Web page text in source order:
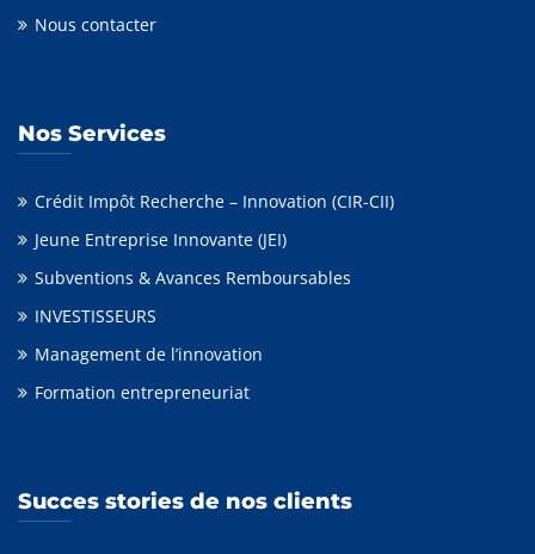
Nous contacter
Nos Services
Crédit Impôt Recherche – Innovation (CIR-CII)
Jeune Entreprise Innovante (JEI)
Subventions & Avances Remboursables
INVESTISSEURS
Management de l’innovation
Formation entrepreneuriat
Succes stories de nos clients